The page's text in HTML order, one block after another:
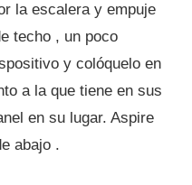
la escalera y empuje
techo , un poco
y colóquelo en
a la que tiene en sus
en su lugar. Aspire
abajo .